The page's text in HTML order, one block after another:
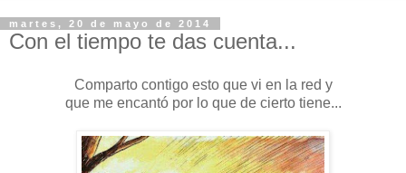
martes, 20 de mayo de 2014
Con el tiempo te das cuenta...
Comparto contigo esto que vi en la red y
que me encantó por lo que de cierto tiene...